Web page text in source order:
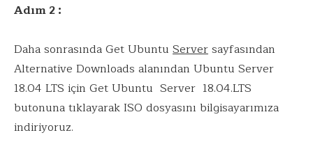
Adım 2 :
Daha sonrasında Get Ubuntu Serversayfasından
Alternative Downloads alanından Ubuntu Server
18.04 LTS için Get Ubuntu Server 18.04.LTS
butonuna tıklayarak ISO dosyasını bilgisayarımıza
indiriyoruz.